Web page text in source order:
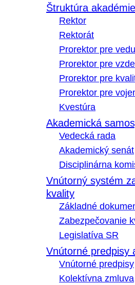
Štruktúra akadémie
Rektor
Rektorát
Prorektor pre vedu
Prorektor pre
Prorektor pre
Prorektor pre
Kvestúra
Akademická
Vedecká rada
Akademický senát
Disciplinárna
Vnútorný systém
kvality
Základné
Zabezpečovanie
Legislatíva SR
Vnútorné predpisy
Vnútorné predpisy
Kolektívna zmluva